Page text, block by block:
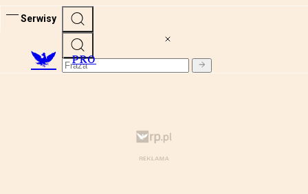
Serwisy
PRO